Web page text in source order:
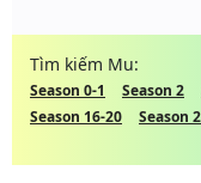
Tìm kiếm Mu:
Season 0-1 Season 2
Season 16-20
Season